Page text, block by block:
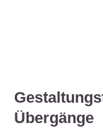
Übergänge